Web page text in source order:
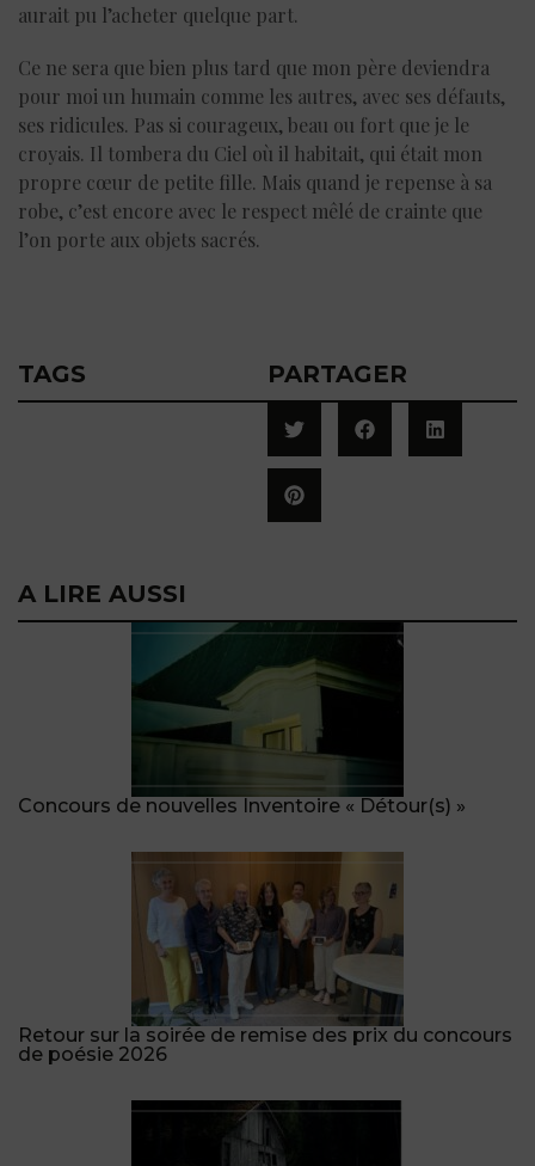
aurait pu l’acheter quelque part.
Ce ne sera que bien plus tard que mon père deviendra
pour moi un humain comme les autres, avec ses défauts,
ses ridicules. Pas si courageux, beau ou fort que je le
croyais. Il tombera du Ciel où il habitait, qui était mon
propre cœur de petite fille. Mais quand je repense à sa
robe, c’est encore avec le respect mêlé de crainte que
l’on porte aux objets sacrés.
TAGS PARTAGER
A LIRE AUSSI
Concours de nouvelles Inventoire « Détour(s) »
Retour sur la soirée de remise des prix du concours
de poésie 2026